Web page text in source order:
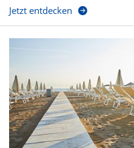
Jetzt entdecken